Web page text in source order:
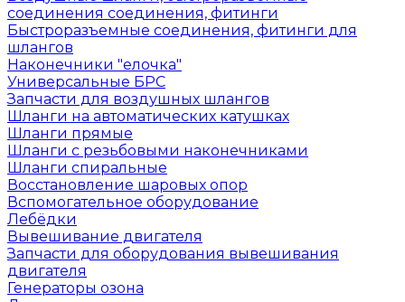
соединения соединения, фитинги
Быстроразъемные соединения, фитинги для
шлангов
Наконечники "елочка"
Универсальные БРС
Запчасти для воздушных шлангов
Шланги на автоматических катушках
Шланги прямые
Шланги с резьбовыми наконечниками
Шланги спиральные
Восстановление шаровых опор
Вспомогательное оборудование
Лебёдки
Вывешивание двигателя
Запчасти для оборудования вывешивания
двигателя
Генераторы озона